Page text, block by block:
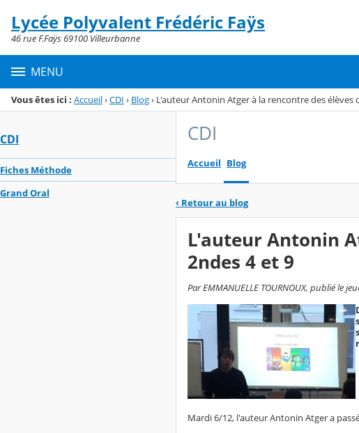
Menu de la rubrique
Contenu
Lycée Polyvalent Frédéric Faÿs
46 rue F.Faÿs 69100 Villeurbanne
MENU
Vous êtes ici : Accueil›CDI › Blog› L'auteur Antonin Atger à la rencontre des élèves
CDI
Fiches Méthode
Grand Oral
CDI
Accueil Blog
‹ Retour au blog
L'auteur Antonin
2ndes 4 et 9
Par EMMANUELLE TOURNOUX, publié le
Mardi 6/12, l'auteur Antonin Atger a